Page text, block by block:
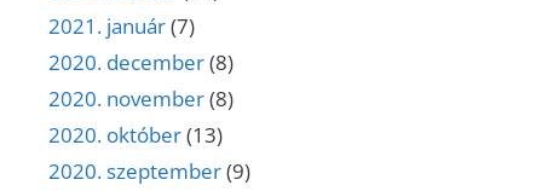
2021. január(7)
2020. december(8)
2020. november(8)
2020. október(13)
2020. szeptember(9)